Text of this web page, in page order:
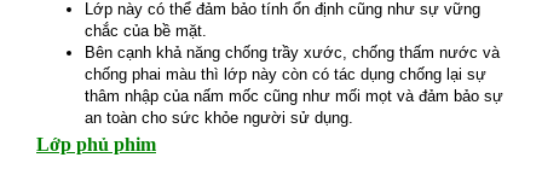
Lớp này có thể đảm bảo tính ổn định cũng như sự vững
chắc của bề mặt.
Bên cạnh khả năng chống trầy xước, chống thấm nước và
chống phai màu thì lớp này còn có tác dụng chống lại sự
thâm nhập của nấm mốc cũng như mối mọt và đảm bảo sự
an toàn cho sức khỏe người sử dụng.
Lớp phủ phim